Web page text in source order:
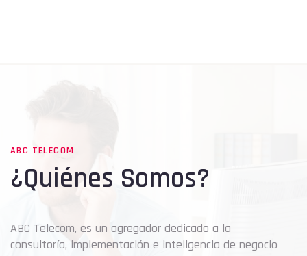
ABC TELECOM
¿Quiénes Somos?
ABC Telecom, es un agregador dedicado a la
consultoría, implementación e inteligencia de negocio